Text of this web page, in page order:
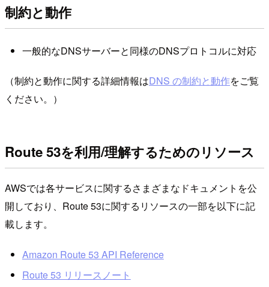
制約と動作
一般的なDNSサーバーと同様のDNSプロトコルに対応
（制約と動作に関する詳細情報はDNS の制約と動作をご覧
ください。）
Route 53を利用/理解するためのリソース
AWSでは各サービスに関するさまざまなドキュメントを公
開しており、Route 53に関するリソースの一部を以下に記
載します。
Amazon Route 53 API Reference
Route 53 リリースノート